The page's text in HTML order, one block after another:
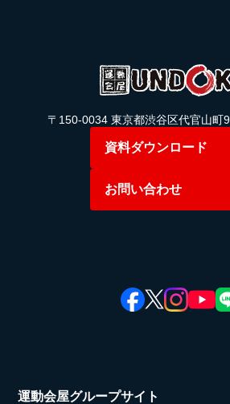
〒150-0034 東京都渋谷区代官山町
資料ダウンロード
お問い合わせ
運動会屋グループサイト